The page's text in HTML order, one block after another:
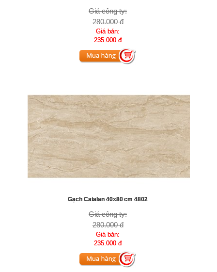
Giá công ty:
280.000 đ
Giá bán:
235.000 đ
Gạch Catalan 40x80 cm 4802
Giá công ty:
280.000 đ
Giá bán:
235.000 đ